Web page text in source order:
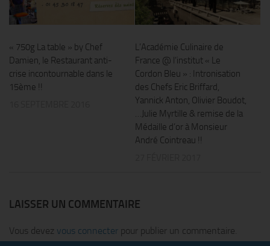
« 750g La table » by Chef
Damien, le Restaurant anti-
crise incontournable dans le
15ème !!
L’Académie Culinaire de
France @ l’institut « Le
Cordon Bleu » : Intronisation
des Chefs Eric Briffard,
Yannick Anton, Olivier Boudot,
…Julie Myrtille & remise de la
Médaille d’or à Monsieur
André Cointreau !!
LAISSER UN COMMENTAIRE
Vous devez vous connecter pour publier un commentaire.